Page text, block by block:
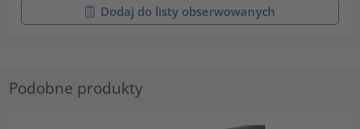
Dodaj do listy obserwowanych
Podobne produkty